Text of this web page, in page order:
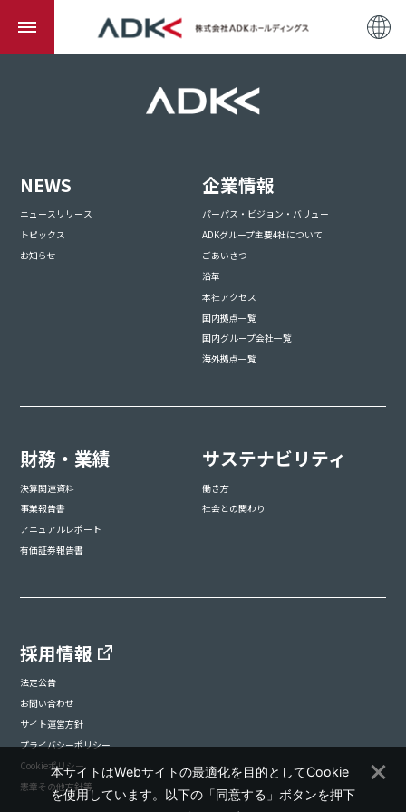
NEWS
ニュースリリース
トピックス
お知らせ
企業情報
パーパス・ビジョン・バリュー
ADKグループ主要4社について
ごあいさつ
沿革
本社アクセス
国内拠点一覧
国内グループ会社一覧
海外拠点一覧
財務・業績
決算関連資料
事業報告書
アニュアルレポート
有価証券報告書
サステナビリティ
働き方
社会との関わり
採用情報
法定公告
お問い合わせ
サイト運営方針
プライバシーポリシー
Cookieポリシー
憲章その他方針等
本サイトはWebサイトの最適化を目的としてCookie
を使用しています。以下の「同意する」ボタンを押下